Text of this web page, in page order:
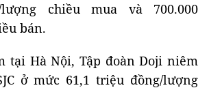
lượng chiều mua và 700.000
bán.
tại Hà Nội, Tập đoàn Doji niêm
ở mức 61,1 triệu đồng/lượng